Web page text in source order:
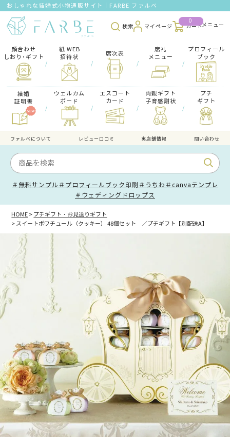
おしゃれな結婚式小物通販サイト｜FARBE ファルベ
検索 マイページ
0
カート
顔合わせ
しおり･ギフト
/
紙 WEB
招待状
/
席次表
/
席礼
メニュー
/
プロフィール
ブック
結婚
証明書
/
ウェルカム
ボード
/
エスコート
カード
/
両親ギフト
子育感謝状
/
プチ
ギフト
ファルべについて レビュー口コミ 実店舗情報 問い合わせ
＃無料サンプル ＃プロフィールブック印刷 ＃うちわ ＃canvaテンプレ
＃ウェディングドロップス
HOME
プチギフト・お見送りギフト
スイートボワチュール（クッキー） 48個セット ／プチギフト【別配送A】